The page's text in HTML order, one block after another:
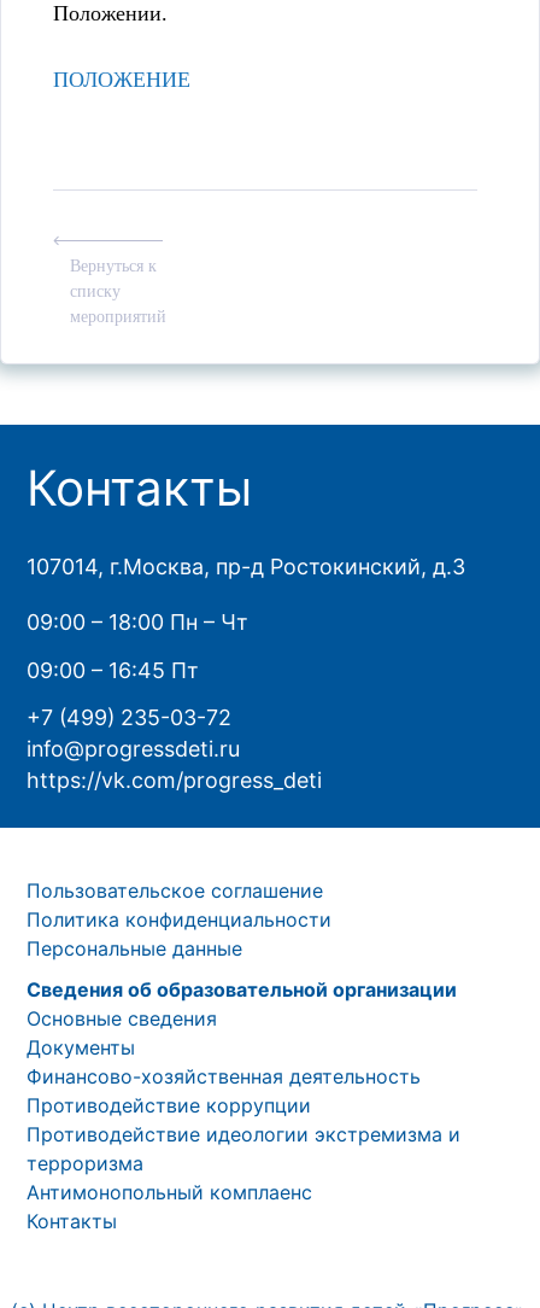
Положении.
ПОЛОЖЕНИЕ
Вернуться к
списку
мероприятий
Контакты
107014, г.Москва, пр-д Ростокинский, д.3
09:00 – 18:00 Пн – Чт
09:00 – 16:45 Пт
+7 (499) 235-03-72
info@progressdeti.ru
https://vk.com/progress_deti
Пользовательское соглашение
Политика конфиденциальности
Персональные данные
Сведения об образовательной организации
Основные сведения
Документы
Финансово-хозяйственная деятельность
Противодействие коррупции
Противодействие идеологии экстремизма и
терроризма
Антимонопольный комплаенс
Контакты